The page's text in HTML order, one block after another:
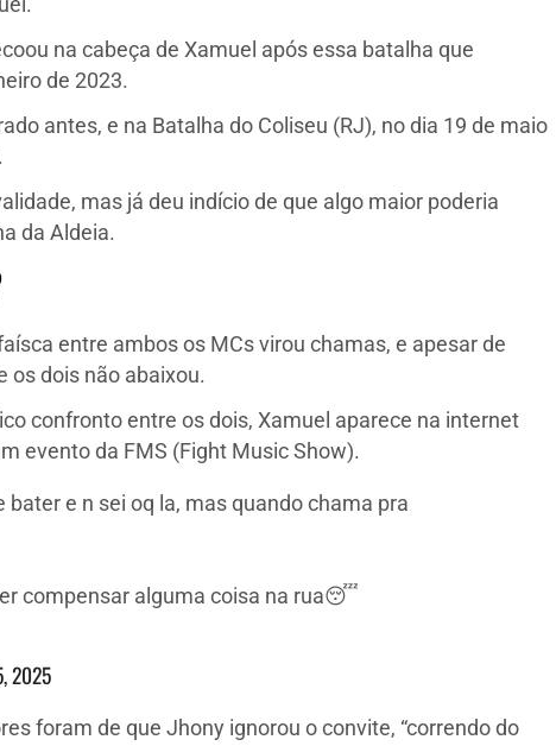
na cabeça de Xamuel após essa batalha que
de 2023.
antes, e na Batalha do Coliseu (RJ), no dia 19 de maio
mas já deu indício de que algo maior poderia
da Aldeia.
entre ambos os MCs virou chamas, e apesar de
os dois não abaixou.
confronto entre os dois, Xamuel aparece na internet
evento da FMS (Fight Music Show).
e n sei oq la, mas quando chama pra
compensar alguma coisa na rua😴
2025
foram de que Jhony ignorou o convite, “correndo do